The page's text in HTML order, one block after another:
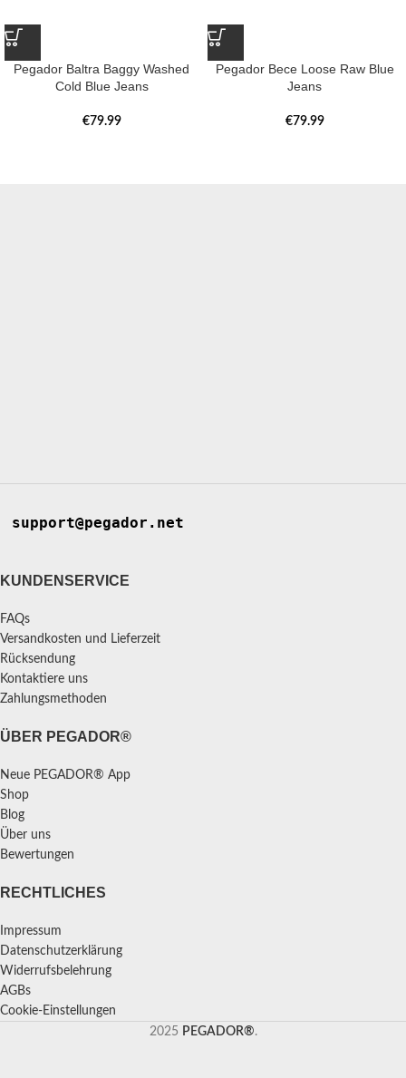
Pegador Baltra Baggy Washed
Cold Blue Jeans
€79.99
Pegador Bece Loose Raw Blue
Jeans
€79.99
support@pegador.net
KUNDENSERVICE
FAQs
Versandkosten und Lieferzeit
Rücksendung
Kontaktiere uns
Zahlungsmethoden
ÜBER PEGADOR®
Neue PEGADOR® App
Shop
Blog
Über uns
Bewertungen
RECHTLICHES
Impressum
Datenschutzerklärung
Widerrufsbelehrung
AGBs
Cookie-Einstellungen
2025 PEGADOR®.